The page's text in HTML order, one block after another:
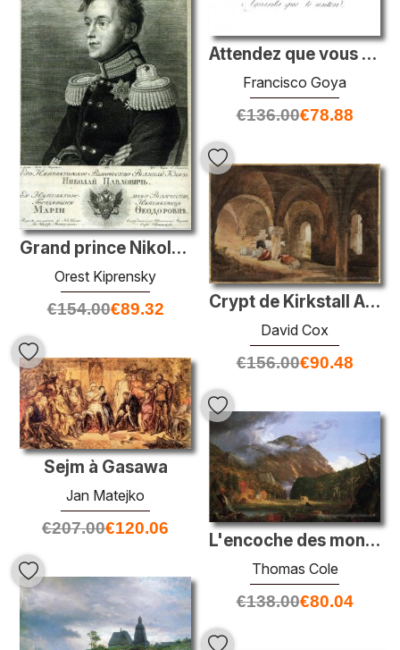
Attendez que vous ayez été oint
Francisco Goya
€136.00€78.88
Grand prince Nikolay Pavlovich
Orest Kiprensky
€154.00€89.32 Crypt de Kirkstall Abbey (après J.M.W. Turner)
David Cox
€156.00€90.48
Sejm à Gasawa
Jan Matejko
€207.00€120.06
L'encoche des montagnes blanches (Notch Crawford)
Thomas Cole
€138.00€80.04